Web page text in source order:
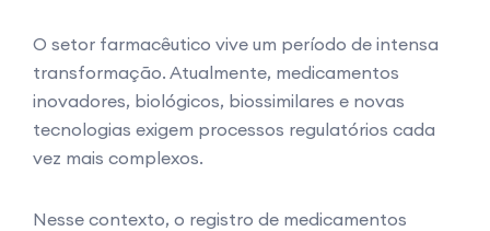
O setor farmacêutico vive um período de intensa
transformação. Atualmente, medicamentos
inovadores, biológicos, biossimilares e novas
tecnologias exigem processos regulatórios cada
vez mais complexos.
Nesse contexto, o registro de medicamentos